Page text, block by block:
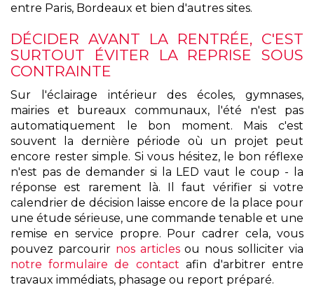
entre Paris, Bordeaux et bien d'autres sites.
DÉCIDER AVANT LA RENTRÉE, C'EST
SURTOUT ÉVITER LA REPRISE SOUS
CONTRAINTE
Sur l'éclairage intérieur des écoles, gymnases,
mairies et bureaux communaux, l'été n'est pas
automatiquement le bon moment. Mais c'est
souvent la dernière période où un projet peut
encore rester simple. Si vous hésitez, le bon réflexe
n'est pas de demander si la LED vaut le coup - la
réponse est rarement là. Il faut vérifier si votre
calendrier de décision laisse encore de la place pour
une étude sérieuse, une commande tenable et une
remise en service propre. Pour cadrer cela, vous
pouvez parcourir nos articlesou nous solliciter via
notre formulaire de contact afin d'arbitrer entre
travaux immédiats, phasage ou report préparé.